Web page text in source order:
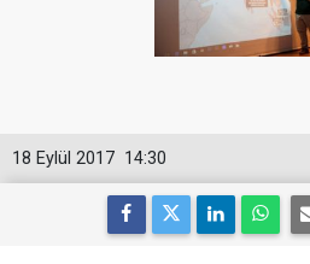
14:30
18 Eylül 2017